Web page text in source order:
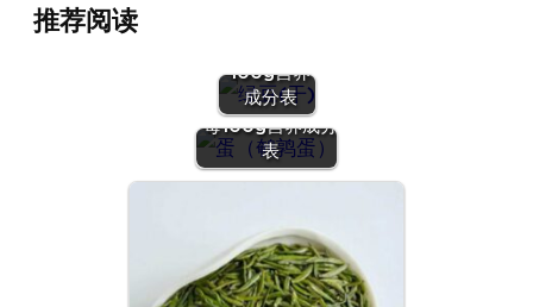
推荐阅读
100g营养
成分表
『蛋（鹌鹑
蛋）』营养价值 |
每100g营养成分
表